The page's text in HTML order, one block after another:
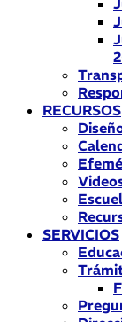
RECURSOS
SERVICIOS